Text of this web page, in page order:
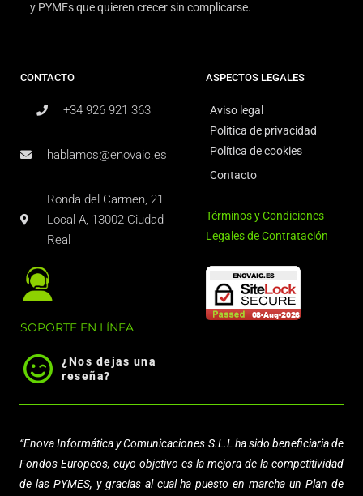
y PYMEs que quieren crecer sin complicarse.
CONTACTO
+34 926 921 363
hablamos@enovaic.es
Ronda del Carmen, 21
Local A, 13002 Ciudad
Real
SOPORTE EN LÍNEA
¿Nos dejas una
reseña?
ASPECTOS LEGALES
Aviso legal
Política de privacidad
Política de cookies
Contacto
Términos y Condiciones
Legales de Contratación
“Enova Informática y Comunicaciones S.L.L ha sido beneficiaria de
Fondos Europeos, cuyo objetivo es la mejora de la competitividad
de las PYMES, y gracias al cual ha puesto en marcha un Plan de